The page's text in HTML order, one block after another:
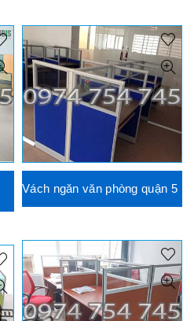
Vách ngăn văn phòng quận 5